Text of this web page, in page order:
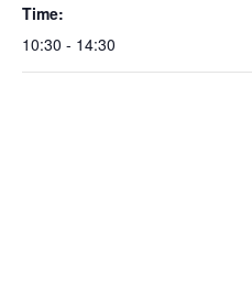
Time:
10:30 - 14:30